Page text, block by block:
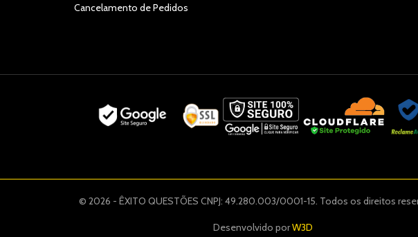
Cancelamento de Pedidos
© 2026 - ÊXITO QUESTÕES CNPJ: 49.280.003/0001-15. Todos os direitos
Desenvolvido porW3D